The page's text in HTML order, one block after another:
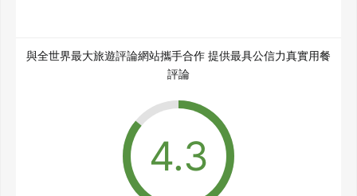
與全世界最大旅遊評論網站攜手合作 提供最具公信力真實用餐
評論